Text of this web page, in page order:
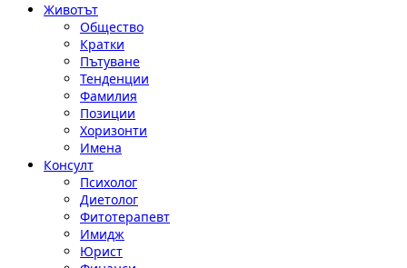
Животът
Общество
Кратки
Пътуване
Тенденции
Фамилия
Позиции
Хоризонти
Имена
Консулт
Психолог
Диетолог
Фитотерапевт
Имидж
Юрист